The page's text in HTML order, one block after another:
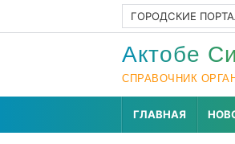
ГОРОДСКИЕ
Актобе
СПРАВОЧНИК
ГЛАВНАЯ